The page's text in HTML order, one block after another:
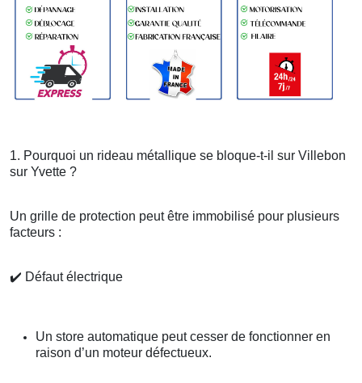
1. Pourquoi un rideau métallique se bloque-t-il sur Villebon
sur Yvette ?
Un grille de protection peut être immobilisé pour plusieurs
facteurs :
✔️ Défaut électrique
Un store automatique peut cesser de fonctionner en
raison d’un moteur défectueux.